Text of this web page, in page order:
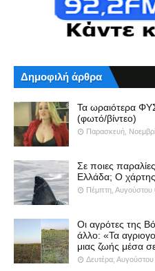
Δημοφιλή άρθρα
Τα ωραιότερα
(φωτό/βίντεο)
Παρασκευή,
Σε ποιες
Ελλάδα; Ο χάρτης
Πέμπτη, Αυγούστου
Οι αγρότες της
άλλο: «Τα
μιας ζωής μέσα
Δευτέρα,